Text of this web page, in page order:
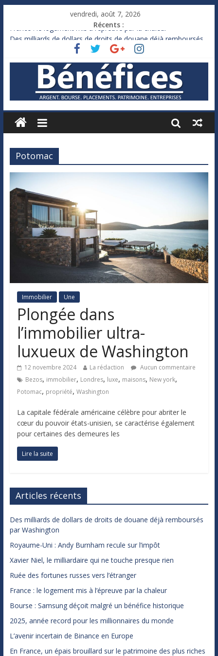
vendredi, août 7, 2026
Récents :
France : le logement mis à l’épreuve par la chaleur
Des milliards de dollars de droits de douane déjà remboursés
Royaume-Uni : Andy Burnham recule sur l’impôt
Xavier Niel, le milliardaire qui ne touche presque rien
Ruée des fortunes russes vers l’étranger
Potomac
Immobilier Une
Plongée dans
l’immobilier ultra-
luxueux de Washington
12 novembre 2024 La rédaction
Aucun commentaire
Bezos, immobilier, Londres, luxe, maisons, New york,
Potomac, propriété, Washington
La capitale fédérale américaine célèbre pour abriter le
cœur du pouvoir états-unisien, se caractérise également
pour certaines des demeures les
Lire la suite
Articles récents
Des milliards de dollars de droits de douane déjà remboursés
par Washington
Royaume-Uni : Andy Burnham recule sur l’impôt
Xavier Niel, le milliardaire qui ne touche presque rien
Ruée des fortunes russes vers l’étranger
France : le logement mis à l’épreuve par la chaleur
Bourse : Samsung déçoit malgré un bénéfice historique
2025, année record pour les millionnaires du monde
L’avenir incertain de Binance en Europe
En France, un épais brouillard sur le patrimoine des plus riches